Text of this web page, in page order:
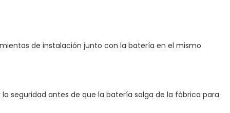
de instalación junto con la batería en el mismo
seguridad antes de que la batería salga de la fábrica para